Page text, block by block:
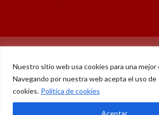
Nuestro sitio web usa cookies para una mejor
Navegando por nuestra web acepta el uso de
cookies. Política de cookies
Aceptar
Política de cookies Política de
WhatsAppFacebookYoutubeInstagram
X
© Derechos reservados 2026 – Perú